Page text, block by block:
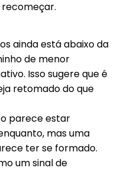
recomeçar.
ainda está abaixo da
de menor
Isso sugere que é
retomado do que
parece estar
mas uma
ter se formado.
um sinal de